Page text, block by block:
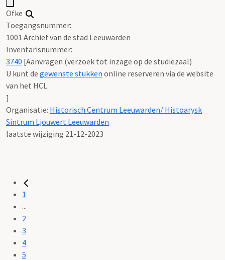
Ofke
Toegangsnummer:
1001 Archief van de stad Leeuwarden
Inventarisnummer:
3740 [Aanvragen (verzoek tot inzage op de studiezaal)
U kunt de gewenste stukken online reserveren via de website
van het HCL.
]
Organisatie: Historisch Centrum Leeuwarden/ Histoarysk
Sintrum Ljouwert Leeuwarden
laatste wijziging 21-12-2023
1
...
2
3
4
5